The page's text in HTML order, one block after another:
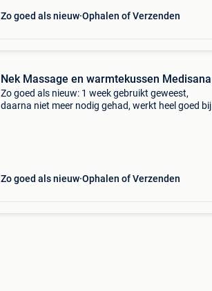
Zo goed als nieuw Ophalen of Verzenden
Nek Massage en warmtekussen Medisana
Zo goed als nieuw: 1 week gebruikt geweest,
daarna niet meer nodig gehad, werkt heel goed bij
Zo goed als nieuw Ophalen of Verzenden